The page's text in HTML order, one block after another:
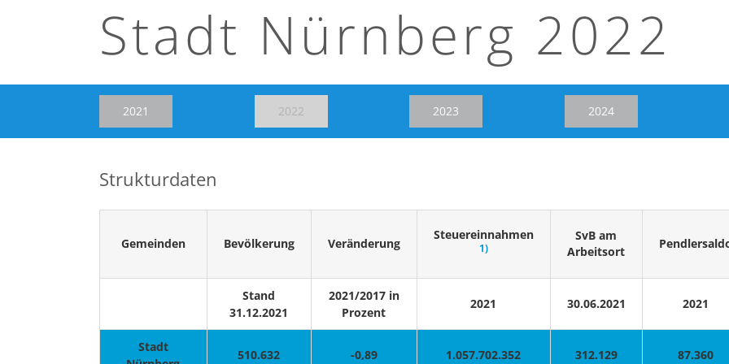
Stadt Nürnberg 2022
2021 2022 2023 2024
Strukturdaten
Gemeinden Bevölkerung Veränderung
Steuereinnahmen
1)
SvB am
Arbeitsort
Stand
31.12.2021
2021/2017 in
Prozent
2021 30.06.2021 2021
Stadt
510.632 -0,89 1.057.702.352 312.129 87.360